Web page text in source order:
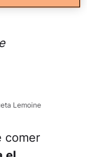
Lemoine
comer